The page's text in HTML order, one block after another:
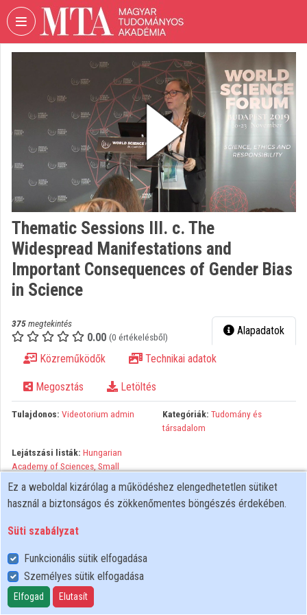
Fejléc kihagyása Menü kihagyása Tartalom kihagyása
TORIUM
MAGYAR
TUDOMÁNYOS
AKADÉMIA
Intézményi kezdőlap
Bejelentkezés
Kategóriák
Intézményi listák
Közreműködők
Thematic Sessions III. c. The
Widespread Manifestations and
Important Consequences of Gender Bias
in Science
375megtekintés
0.00 (0 értékelésből) Alapadatok
Közreműködők Technikai adatok
Megosztás Letöltés
Tulajdonos: Videotorium admin Kategóriák: Tudomány és
társadalom
Lejátszási listák: Hungarian
Academy of Sciences, Small
Lecture Hall
Organised by: Portia Venue: Hungarian Academy of Sciences,
attitude to gender equality in science was that science should be
‘gender neutral’ to be good. That is, it should not matter if the
researcher was a woman or a man, or the research subject was
female or male. However, ‘gender neutral science’ is an illusion
that hides extensive male gender bias in science knowledge and
Ez a weboldal kizárólag a működéshez elengedhetetlen sütiket
használ a biztonságos és zökkenőmentes böngészés érdekében.
Süti szabályzat
Funkcionális sütik elfogadása
Személyes sütik elfogadása
Elfogad Elutasít